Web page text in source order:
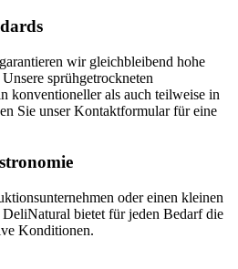
wir gleichbleibend hohe
sprühgetrockneten
konventioneller als auch teilweise in
Sie unser Kontaktformular für eine
oder einen kleinen
bietet für jeden Bedarf die
Konditionen.